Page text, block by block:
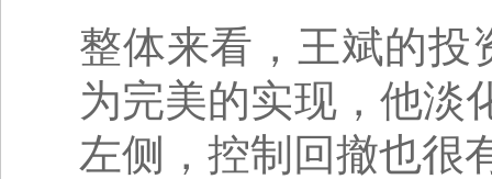
整体来看，王斌的投
为完美的实现，他淡
左侧，控制回撤也很